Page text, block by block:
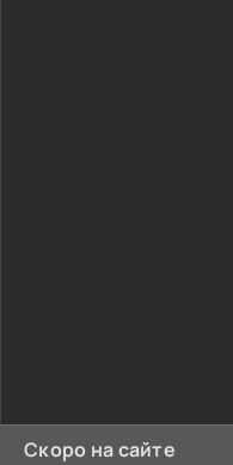
Скоро на сайте